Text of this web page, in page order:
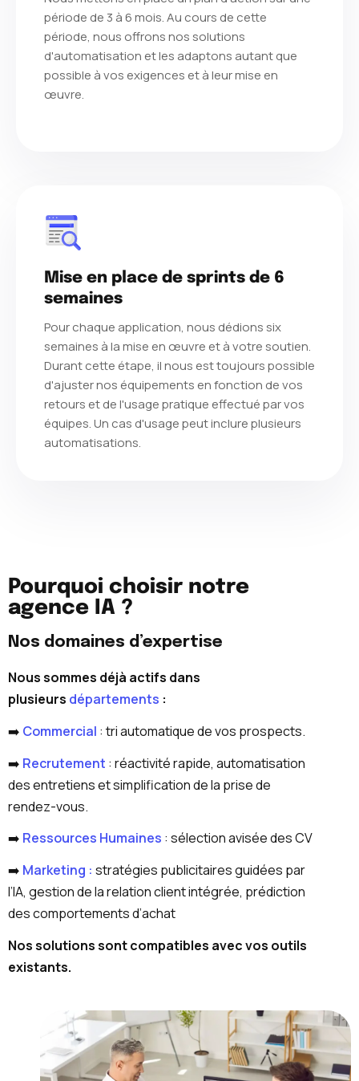
période de 3 à 6 mois. Au cours de cette
période, nous offrons nos solutions
d'automatisation et les adaptons autant que
possible à vos exigences et à leur mise en
œuvre.
Mise en place de sprints de 6
semaines
Pour chaque application, nous dédions six
semaines à la mise en œuvre et à votre soutien.
Durant cette étape, il nous est toujours possible
d'ajuster nos équipements en fonction de vos
retours et de l'usage pratique effectué par vos
équipes. Un cas d'usage peut inclure plusieurs
automatisations.
Pourquoi choisir notre
agence IA ?
Nos domaines d’expertise
Nous sommes déjà actifs dans
plusieurs départements :
➡️ Commercial : tri automatique de vos prospects.
➡️ Recrutement : réactivité rapide, automatisation
des entretiens et simplification de la prise de
rendez-vous.
➡️ Ressources Humaines : sélection avisée des CV
➡️ Marketing : stratégies publicitaires guidées par
l’IA, gestion de la relation client intégrée, prédiction
des comportements d’achat
Nos solutions sont compatibles avec vos outils
existants.